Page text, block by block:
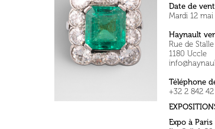
Date de
Mardi 12
Haynault
Rue de
1180 Uccle
Téléphone
+32 2 842 42
Expo à Paris